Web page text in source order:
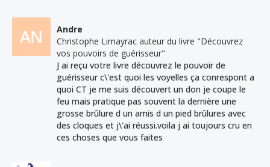
Andre
Christophe Limayrac auteur du livre "Découvrez
vos pouvoirs de guérisseur"
J ai reçu votre livre découvrez le pouvoir de
guérisseur c\'est quoi les voyelles ça conrespont a
quoi CT je me suis découvert un don je coupe le
feu mais pratique pas souvent la dernière une
grosse brûlure d un amis d un pied brûlures avec
des cloques et j\'ai réussi.voila j ai toujours cru en
ces choses que vous faites